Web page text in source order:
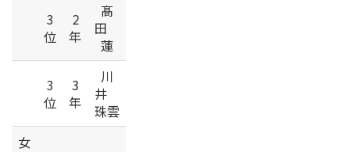
3
位
2
年
髙
田
蓮
3
位
3
年
川
井
珠雲
女